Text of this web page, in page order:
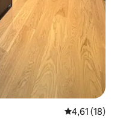
Évaluation
4,61 (18)